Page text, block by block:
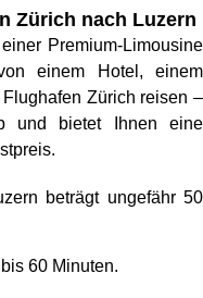
Zürich nach Luzern
Premium-Limousine
einem Hotel, einem
Zürich reisen –
und bietet Ihnen eine
beträgt ungefähr 50
60 Minuten.